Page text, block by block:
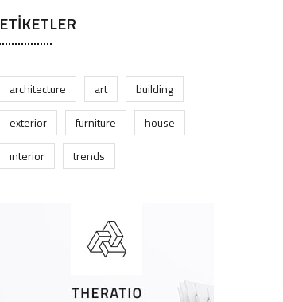
ETIKETLER
architecture art
building
exterior
furniture
house
interior
trends